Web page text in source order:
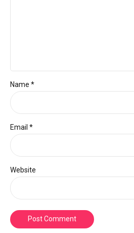
Name *
Email *
Website
Post Comment